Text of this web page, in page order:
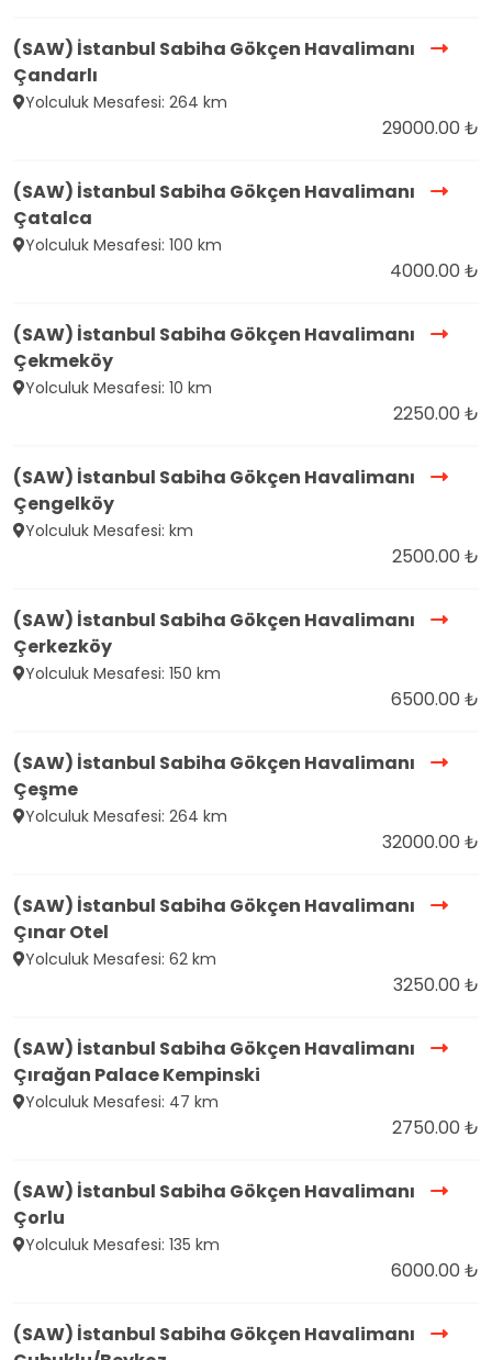
(SAW) İstanbul Sabiha Gökçen Havalimanı
Çandarlı
Yolculuk Mesafesi: 264 km
29000.00 ₺
(SAW) İstanbul Sabiha Gökçen Havalimanı
Çatalca
Yolculuk Mesafesi: 100 km
4000.00 ₺
(SAW) İstanbul Sabiha Gökçen Havalimanı
Çekmeköy
Yolculuk Mesafesi: 10 km
2250.00 ₺
(SAW) İstanbul Sabiha Gökçen Havalimanı
Çengelköy
Yolculuk Mesafesi: km
2500.00 ₺
(SAW) İstanbul Sabiha Gökçen Havalimanı
Çerkezköy
Yolculuk Mesafesi: 150 km
6500.00 ₺
(SAW) İstanbul Sabiha Gökçen Havalimanı
Çeşme
Yolculuk Mesafesi: 264 km
32000.00 ₺
(SAW) İstanbul Sabiha Gökçen Havalimanı
Çınar Otel
Yolculuk Mesafesi: 62 km
3250.00 ₺
(SAW) İstanbul Sabiha Gökçen Havalimanı
Çırağan Palace Kempinski
Yolculuk Mesafesi: 47 km
2750.00 ₺
(SAW) İstanbul Sabiha Gökçen Havalimanı
Çorlu
Yolculuk Mesafesi: 135 km
6000.00 ₺
(SAW) İstanbul Sabiha Gökçen Havalimanı